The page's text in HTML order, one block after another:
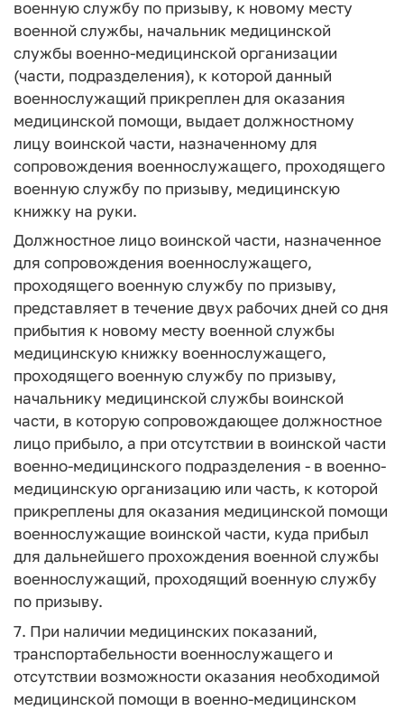
военную службу по призыву, к новому месту
военной службы, начальник медицинской
службы военно-медицинской организации
(части, подразделения), к которой данный
военнослужащий прикреплен для оказания
медицинской помощи, выдает должностному
лицу воинской части, назначенному для
сопровождения военнослужащего, проходящего
военную службу по призыву, медицинскую
книжку на руки.
Должностное лицо воинской части, назначенное
для сопровождения военнослужащего,
проходящего военную службу по призыву,
представляет в течение двух рабочих дней со дня
прибытия к новому месту военной службы
медицинскую книжку военнослужащего,
проходящего военную службу по призыву,
начальнику медицинской службы воинской
части, в которую сопровождающее должностное
лицо прибыло, а при отсутствии в воинской части
военно-медицинского подразделения - в военно-
медицинскую организацию или часть, к которой
прикреплены для оказания медицинской помощи
военнослужащие воинской части, куда прибыл
для дальнейшего прохождения военной службы
военнослужащий, проходящий военную службу
по призыву.
7. При наличии медицинских показаний,
транспортабельности военнослужащего и
отсутствии возможности оказания необходимой
медицинской помощи в военно-медицинском